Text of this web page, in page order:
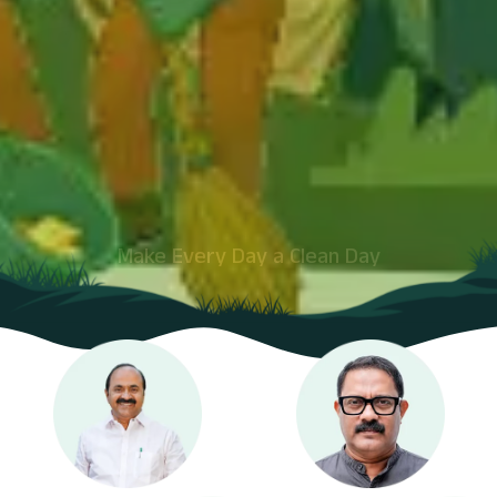
Make Every Day a Clean Day